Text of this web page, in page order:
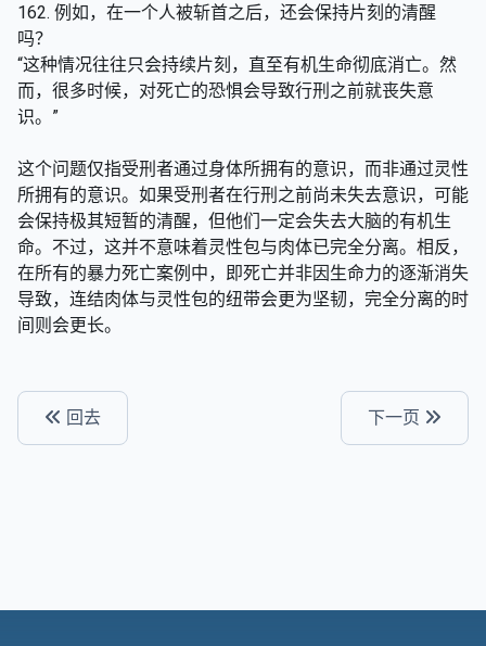
162. 例如，在一个人被斩首之后，还会保持片刻的清醒
吗？
“这种情况往往只会持续片刻，直至有机生命彻底消亡。然
而，很多时候，对死亡的恐惧会导致行刑之前就丧失意
识。”
这个问题仅指受刑者通过身体所拥有的意识，而非通过灵性
所拥有的意识。如果受刑者在行刑之前尚未失去意识，可能
会保持极其短暂的清醒，但他们一定会失去大脑的有机生
命。不过，这并不意味着灵性包与肉体已完全分离。相反，
在所有的暴力死亡案例中，即死亡并非因生命力的逐渐消失
导致，连结肉体与灵性包的纽带会更为坚韧，完全分离的时
间则会更长。
回去 下一页